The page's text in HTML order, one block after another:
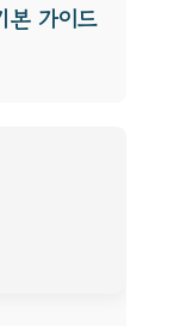
본 가이드